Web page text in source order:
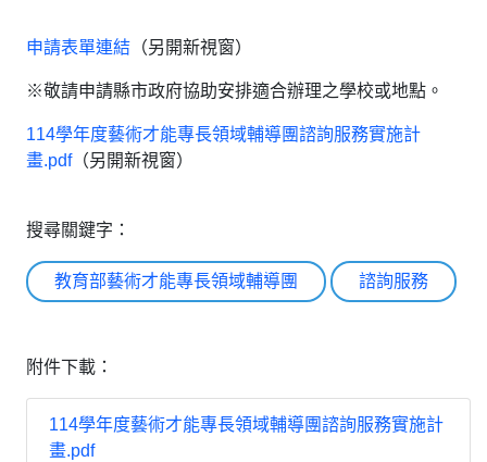
申請表單連結 （另開新視窗）
※敬請申請縣市政府協助安排適合辦理之學校或地點。
114學年度藝術才能專長領域輔導團諮詢服務實施計
畫.pdf（另開新視窗）
搜尋關鍵字：
教育部藝術才能專長領域輔導團 諮詢服務
附件下載：
114學年度藝術才能專長領域輔導團諮詢服務實施計
畫.pdf